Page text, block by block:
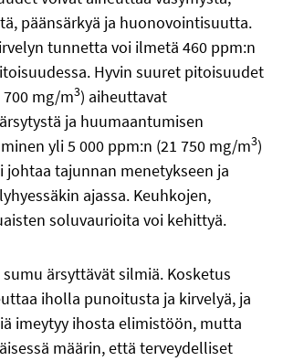
päänsärkyä ja huonovointisuutta.
tunnetta voi ilmetä 460 ppm:n
Hyvin suuret pitoisuudet
700 mg/m3) aiheuttavat
ja huumaantumisen
yli 5 000 ppm:n (21 750 mg/m3)
tajunnan menetykseen ja
ajassa. Keuhkojen,
soluvaurioita voi kehittyä.
ärsyttävät silmiä. Kosketus
iholla punoitusta ja kirvelyä, ja
imeytyy ihosta elimistöön, mutta
määrin, että terveydelliset